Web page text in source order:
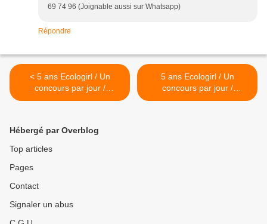
69 74 96 (Joignable aussi sur Whatsapp)
Répondre
< 5 ans Ecologirl / Un
concours par jour /
Gaspajoe
5 ans Ecologirl / Un
concours par jour /
Joséphine Bono >
Hébergé par Overblog
Top articles
Pages
Contact
Signaler un abus